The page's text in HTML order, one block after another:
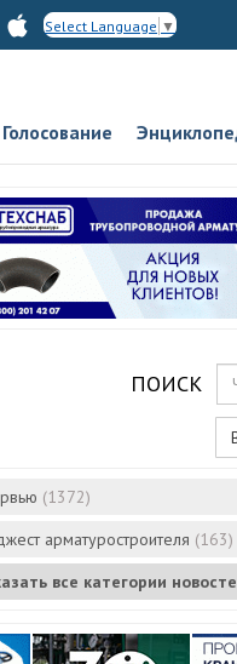
Select Language ▼
Голосование
ПОИСК
(1372)
арматуростроителя (163)
все категории